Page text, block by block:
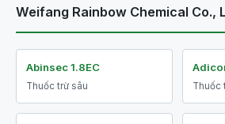
Weifang Rainbow Chemical Co.,
Abinsec 1.8EC
Thuốc trừ sâu Thuốc